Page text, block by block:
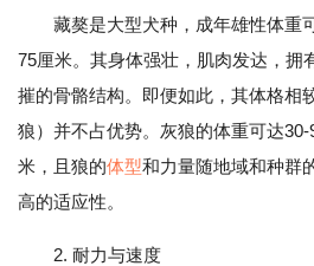
藏獒是大型犬种，成年雄性体重
75厘米。其身体强壮，肌肉发达，拥
摧的骨骼结构。即便如此，其体格相
狼）并不占优势。灰狼的体重可达
米，且狼的体型和力量随地域和种群
高的适应性。
2. 耐力与速度